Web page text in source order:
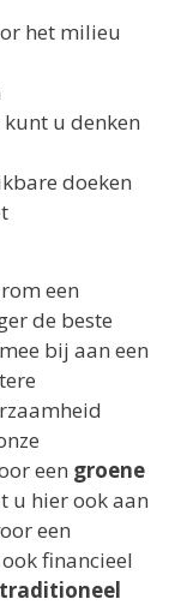
het milieu
u denken
doeken
een
de beste
bij aan een
een groene
u hier ook aan
een
financieel
traditioneel